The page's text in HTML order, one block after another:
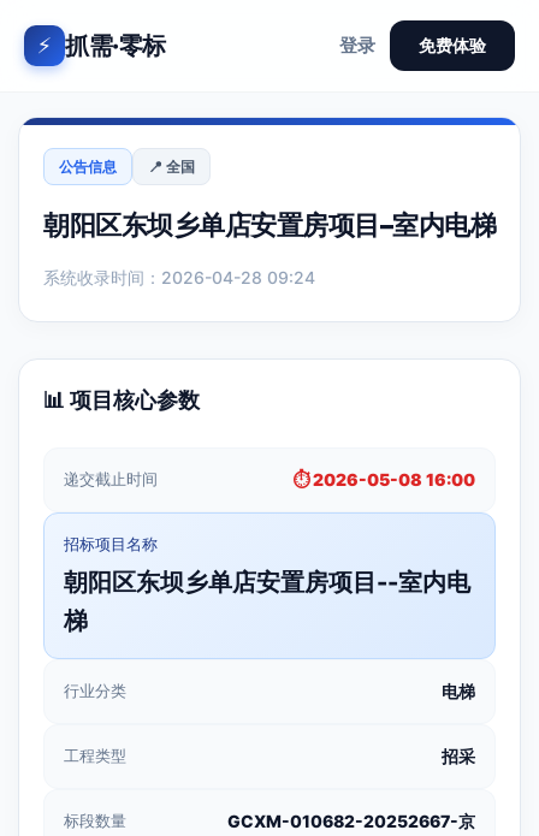
⚡ 抓需·零标 登录 免费体验
公告信息 📍 全国
朝阳区东坝乡单店安置房项目–室内电梯
系统收录时间：2026-04-28 09:24
📊 项目核心参数
递交截止时间 ⏱️ 2026-05-08 16:00
招标项目名称
朝阳区东坝乡单店安置房项目--室内电
梯
行业分类 电梯
工程类型 招采
标段数量
GCXM-010682-20252667-京